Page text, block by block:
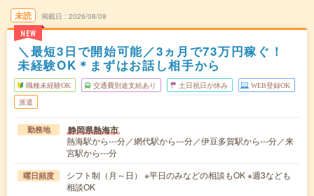
未読
NEW
掲載日 2026/08/08
＼最短3日で開始可能／3ヵ月で73万円稼ぐ！
未経験OK＊まずはお話し相手から
職種未経験OK 交通費別途支給あり 土日祝日が休み WEB登録OK
派遣
勤務地 静岡県熱海市
熱海駅から---分／網代駅から---分／伊豆多賀駅から---分／来
宮駅から---分
曜日頻度
シフト制（月～日） ※平日のみなどの相談もOK ※週3なども
相談OK